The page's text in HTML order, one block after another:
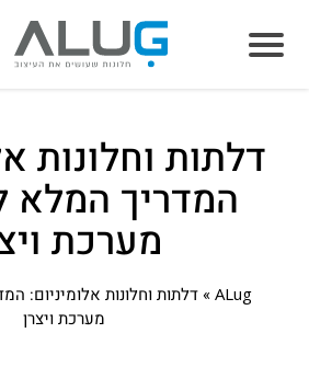
הסיפור שלנו
חלונות
SLIM
FLIP
דלתות
דלתות וחלונות
המדריך המלא
מערכת
ALug
» דלתות וחלונות אלומיניום:
מערכת ויצרן